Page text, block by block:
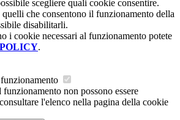
scegliere quali cookie consentire.
che consentono il funzionamento della
disabilitarli.
i cookie necessari al funzionamento potete
.
non possono essere
l'elenco nella pagina della cookie